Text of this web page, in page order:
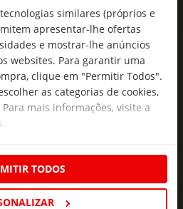
similares (próprios e
apresentar-lhe ofertas
e mostrar-lhe anúncios
websites. Para garantir uma
clique em "Permitir Todos".
as categorias de cookies,
mais informações, visite a
.
TODOS
frescas no
exclusivas,
si.